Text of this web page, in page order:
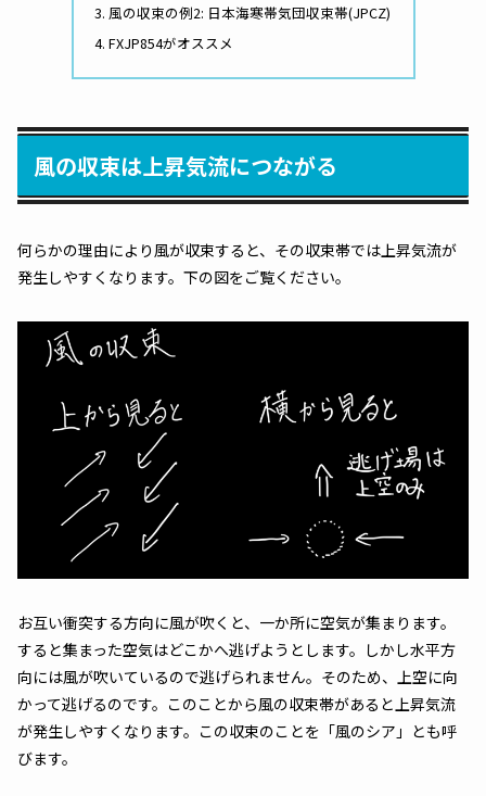
風の収束の例2: 日本海寒帯気団収束帯(JPCZ)
FXJP854がオススメ
風の収束は上昇気流につながる
何らかの理由により風が収束すると、その収束帯では上昇気流が
発生しやすくなります。下の図をご覧ください。
お互い衝突する方向に風が吹くと、一か所に空気が集まります。
すると集まった空気はどこかへ逃げようとします。しかし水平方
向には風が吹いているので逃げられません。そのため、上空に向
かって逃げるのです。このことから風の収束帯があると上昇気流
が発生しやすくなります。この収束のことを「風のシア」とも呼
びます。